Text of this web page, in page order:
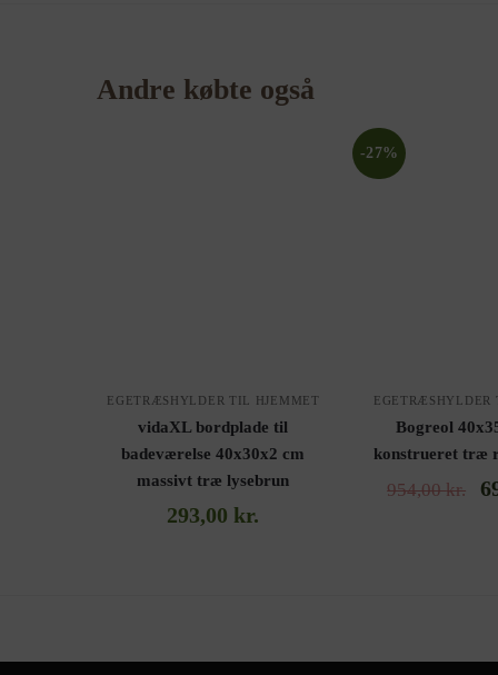
Andre købte også
EGETRÆSHYLDER TIL HJEMMET
vidaXL bordplade til
badeværelse 40x30x2 cm
massivt træ lysebrun
293,00 kr.
-27%
EGETRÆSHYLDER
Bogreol
konstrueret træ
954,00kr.